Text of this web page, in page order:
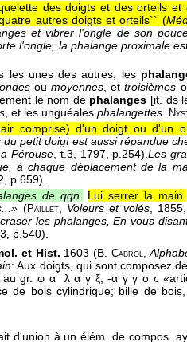
des doigts et des orteils
autres doigts et orteils`` (
et vibrer l'ongle de son
l'ongle, la phalange proximale
les unes des autres, les
oumoyennes, ettroisièmes
le nom de phalanges [it. ds
, et les unguéales phalangettes.
comprise) d'un doigt ou d'un
petit doigt est aussi répandue
Pérouse, t.3, 1797, p.254).Les
à chaque déplacement de la
, p.659).
de qqn. Lui serrer la main.
(Paillet, Voleurs et volés, 1855
les phalanges, En vous
p.540).
et Hist. 1603 (B. Cabrol,
: Aux doigts, qui sont composez
au gr. φ α ́ λ α γ ξ, -α γ γ ο ς
de bois cylindrique; bille de
d'union à un élém. de compos.